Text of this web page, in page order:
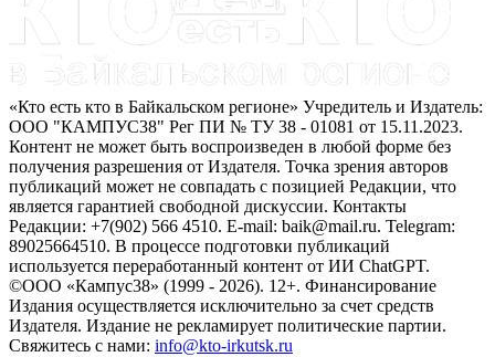
«Кто есть кто в Байкальском регионе» Учредитель и Издатель:
ООО "КАМПУС38" Рег ПИ № ТУ 38 - 01081 от 15.11.2023.
Контент не может быть воспроизведен в любой форме без
получения разрешения от Издателя. Точка зрения авторов
публикаций может не совпадать с позицией Редакции, что
является гарантией свободной дискуссии. Контакты
Редакции: +7(902) 566 4510. E-mail: baik@mail.ru. Telegram:
89025664510. В процессе подготовки публикаций
используется переработанный контент от ИИ ChatGPT.
©ООО «Кампус38» (1999 - 2026). 12+. Финансирование
Издания осуществляется исключительно за счет средств
Издателя. Издание не рекламирует политические партии.
Свяжитесь с нами: info@kto-irkutsk.ru